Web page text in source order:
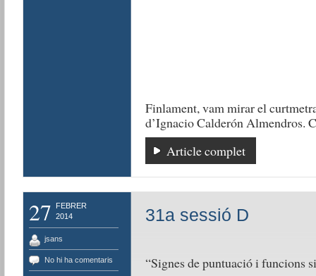
Finlament, vam mirar el
d’Ignacio Calderón Almendros.
Article complet
27
FEBRER
2014
jsans
No hi ha comentaris
31a sessió D
“Signes de puntuació i funcions